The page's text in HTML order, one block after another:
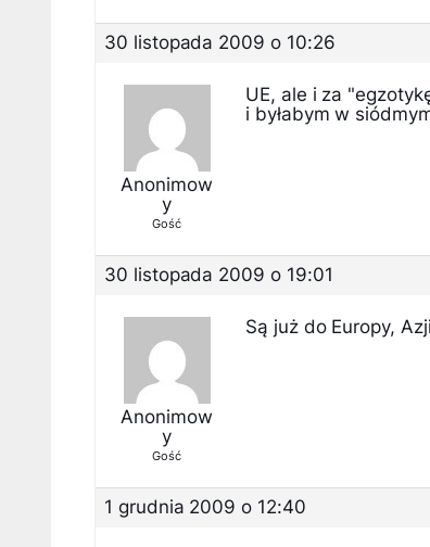
30 listopada 2009 o 10:26
Anonimow
y
Gość
UE, ale i za
i byłabym w
30 listopada 2009 o 19:01
Anonimow
y
Gość
Są już do Europy,
1 grudnia 2009 o 12:40